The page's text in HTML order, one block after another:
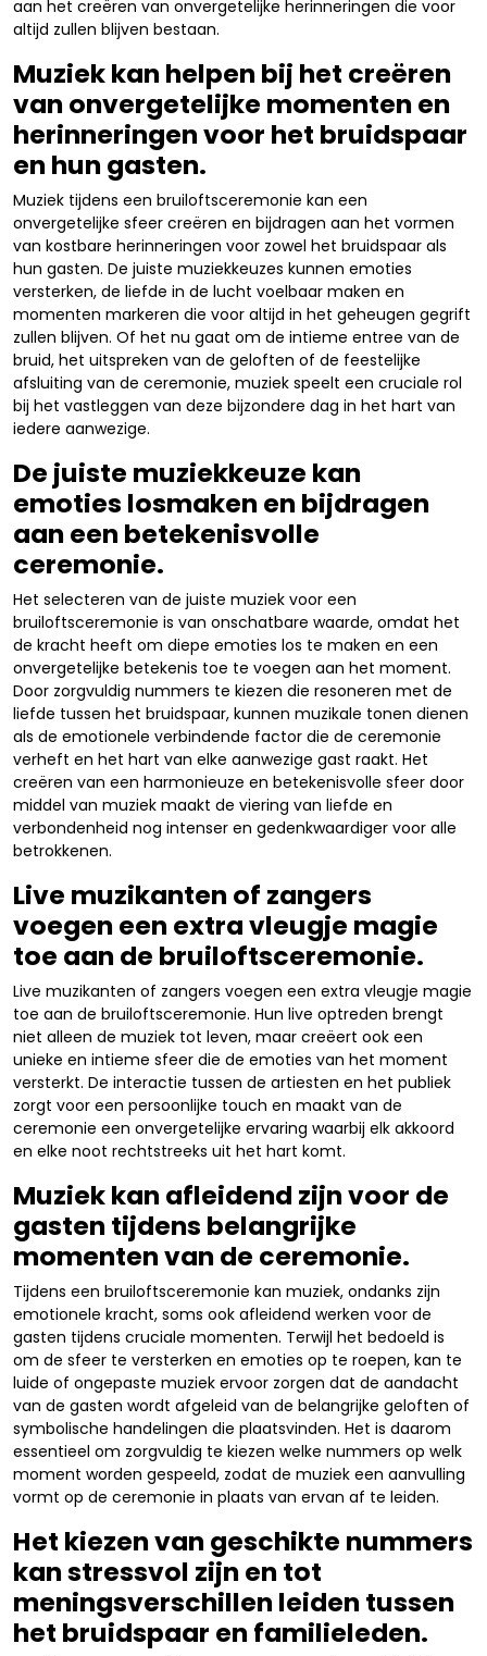
aan het creëren van onvergetelijke herinneringen die voor
altijd zullen blijven bestaan.
Muziek kan helpen bij het creëren
van onvergetelijke momenten en
herinneringen voor het bruidspaar
en hun gasten.
Muziek tijdens een bruiloftsceremonie kan een
onvergetelijke sfeer creëren en bijdragen aan het vormen
van kostbare herinneringen voor zowel het bruidspaar als
hun gasten. De juiste muziekkeuzes kunnen emoties
versterken, de liefde in de lucht voelbaar maken en
momenten markeren die voor altijd in het geheugen gegrift
zullen blijven. Of het nu gaat om de intieme entree van de
bruid, het uitspreken van de geloften of de feestelijke
afsluiting van de ceremonie, muziek speelt een cruciale rol
bij het vastleggen van deze bijzondere dag in het hart van
iedere aanwezige.
De juiste muziekkeuze kan
emoties losmaken en bijdragen
aan een betekenisvolle
ceremonie.
Het selecteren van de juiste muziek voor een
bruiloftsceremonie is van onschatbare waarde, omdat het
de kracht heeft om diepe emoties los te maken en een
onvergetelijke betekenis toe te voegen aan het moment.
Door zorgvuldig nummers te kiezen die resoneren met de
liefde tussen het bruidspaar, kunnen muzikale tonen dienen
als de emotionele verbindende factor die de ceremonie
verheft en het hart van elke aanwezige gast raakt. Het
creëren van een harmonieuze en betekenisvolle sfeer door
middel van muziek maakt de viering van liefde en
verbondenheid nog intenser en gedenkwaardiger voor alle
betrokkenen.
Live muzikanten of zangers
voegen een extra vleugje magie
toe aan de bruiloftsceremonie.
Live muzikanten of zangers voegen een extra vleugje magie
toe aan de bruiloftsceremonie. Hun live optreden brengt
niet alleen de muziek tot leven, maar creëert ook een
unieke en intieme sfeer die de emoties van het moment
versterkt. De interactie tussen de artiesten en het publiek
zorgt voor een persoonlijke touch en maakt van de
ceremonie een onvergetelijke ervaring waarbij elk akkoord
en elke noot rechtstreeks uit het hart komt.
Muziek kan afleidend zijn voor de
gasten tijdens belangrijke
momenten van de ceremonie.
Tijdens een bruiloftsceremonie kan muziek, ondanks zijn
emotionele kracht, soms ook afleidend werken voor de
gasten tijdens cruciale momenten. Terwijl het bedoeld is
om de sfeer te versterken en emoties op te roepen, kan te
luide of ongepaste muziek ervoor zorgen dat de aandacht
van de gasten wordt afgeleid van de belangrijke geloften of
symbolische handelingen die plaatsvinden. Het is daarom
essentieel om zorgvuldig te kiezen welke nummers op welk
moment worden gespeeld, zodat de muziek een aanvulling
vormt op de ceremonie in plaats van ervan af te leiden.
Het kiezen van geschikte nummers
kan stressvol zijn en tot
meningsverschillen leiden tussen
het bruidspaar en familieleden.